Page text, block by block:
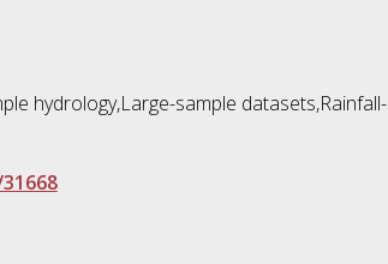
hydrology,Large-sample datasets,Rainfall-